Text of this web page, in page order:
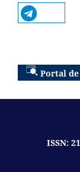
Portal
ISSN: